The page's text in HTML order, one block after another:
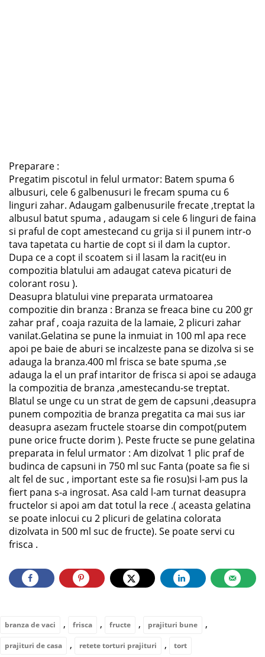
Preparare :
Pregatim piscotul in felul urmator: Batem spuma 6
albusuri, cele 6 galbenusuri le frecam spuma cu 6
linguri zahar. Adaugam galbenusurile frecate ,treptat la
albusul batut spuma , adaugam si cele 6 linguri de faina
si praful de copt amestecand cu grija si il punem intr-o
tava tapetata cu hartie de copt si il dam la cuptor.
Dupa ce a copt il scoatem si il lasam la racit(eu in
compozitia blatului am adaugat cateva picaturi de
colorant rosu ).
Deasupra blatului vine preparata urmatoarea
compozitie din branza : Branza se freaca bine cu 200 gr
zahar praf , coaja razuita de la lamaie, 2 plicuri zahar
vanilat.Gelatina se pune la inmuiat in 100 ml apa rece
apoi pe baie de aburi se incalzeste pana se dizolva si se
adauga la branza.400 ml frisca se bate spuma ,se
adauga la el un praf intaritor de frisca si apoi se adauga
la compozitia de branza ,amestecandu-se treptat.
Blatul se unge cu un strat de gem de capsuni ,deasupra
punem compozitia de branza pregatita ca mai sus iar
deasupra asezam fructele stoarse din compot(putem
pune orice fructe dorim ). Peste fructe se pune gelatina
preparata in felul urmator : Am dizolvat 1 plic praf de
budinca de capsuni in 750 ml suc Fanta (poate sa fie si
alt fel de suc , important este sa fie rosu)si l-am pus la
fiert pana s-a ingrosat. Asa cald l-am turnat deasupra
fructelor si apoi am dat totul la rece .( aceasta gelatina
se poate inlocui cu 2 plicuri de gelatina colorata
dizolvata in 500 ml suc de fructe). Se poate servi cu
frisca .
branza de vaci , frisca , fructe , prajituri bune ,
prajituri de casa , retete torturi prajituri , tort